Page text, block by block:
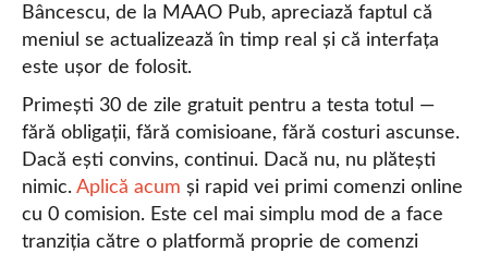
Bâncescu, de la MAAO Pub, apreciază faptul că
meniul se actualizează în timp real și că interfața
este ușor de folosit.
Primești 30 de zile gratuit pentru a testa totul —
fără obligații, fără comisioane, fără costuri ascunse.
Dacă ești convins, continui. Dacă nu, nu plătești
nimic. Aplică acum și rapid vei primi comenzi online
cu 0 comision. Este cel mai simplu mod de a face
tranziția către o platformă proprie de comenzi